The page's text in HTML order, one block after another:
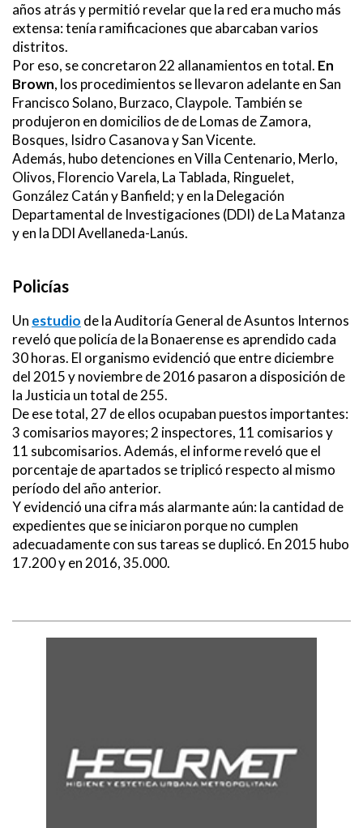
años atrás y permitió revelar que la red era mucho más
extensa: tenía ramificaciones que abarcaban varios
distritos.
Por eso, se concretaron 22 allanamientos en total. En
Brown, los procedimientos se llevaron adelante en San
Francisco Solano, Burzaco, Claypole. También se
produjeron en domicilios de de Lomas de Zamora,
Bosques, Isidro Casanova y San Vicente.
Además, hubo detenciones en Villa Centenario, Merlo,
Olivos, Florencio Varela, La Tablada, Ringuelet,
González Catán y Banfield; y en la Delegación
Departamental de Investigaciones (DDI) de La Matanza
y en la DDI Avellaneda-Lanús.
Policías
Un estudio de la Auditoría General de Asuntos Internos
reveló que policía de la Bonaerense es aprendido cada
30 horas. El organismo evidenció que entre diciembre
del 2015 y noviembre de 2016 pasaron a disposición de
la Justicia un total de 255.
De ese total, 27 de ellos ocupaban puestos importantes:
3 comisarios mayores; 2 inspectores, 11 comisarios y
11 subcomisarios. Además, el informe reveló que el
porcentaje de apartados se triplicó respecto al mismo
período del año anterior.
Y evidenció una cifra más alarmante aún: la cantidad de
expedientes que se iniciaron porque no cumplen
adecuadamente con sus tareas se duplicó. En 2015 hubo
17.200 y en 2016, 35.000.